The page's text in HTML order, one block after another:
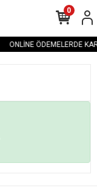
ONLİNE ÖDEMELERDE
0